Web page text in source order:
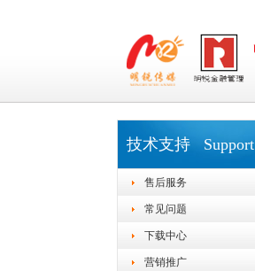
技术支持 Support
售后服务
常见问题
下载中心
营销推广